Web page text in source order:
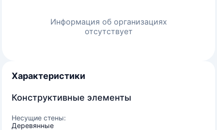
Информация об организациях
отсутствует
Характеристики
Конструктивные элементы
Несущие стены:
Деревянные